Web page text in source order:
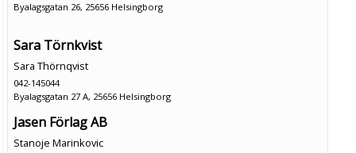
Byalagsgatan 26, 25656 Helsingborg
Sara Törnkvist
Sara Thörnqvist
042-145044
Byalagsgatan 27 A, 25656 Helsingborg
Jasen Förlag AB
Stanoje Marinkovic